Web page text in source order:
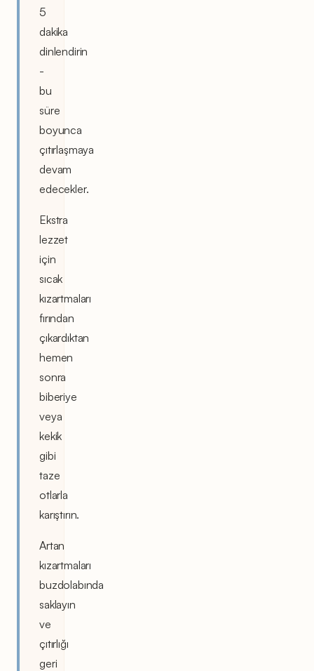
5
dakika
dinlendirin
-
bu
süre
boyunca
çıtırlaşmaya
devam
edecekler.
Ekstra
lezzet
için
sıcak
kızartmaları
fırından
çıkardıktan
hemen
sonra
biberiye
veya
kekik
gibi
taze
otlarla
karıştırın.
Artan
kızartmaları
buzdolabında
saklayın
ve
çıtırlığı
geri